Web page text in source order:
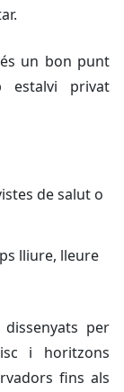
un bon punt
estalvi privat
de salut o
lliure, lleure
per
i horitzons
fins als